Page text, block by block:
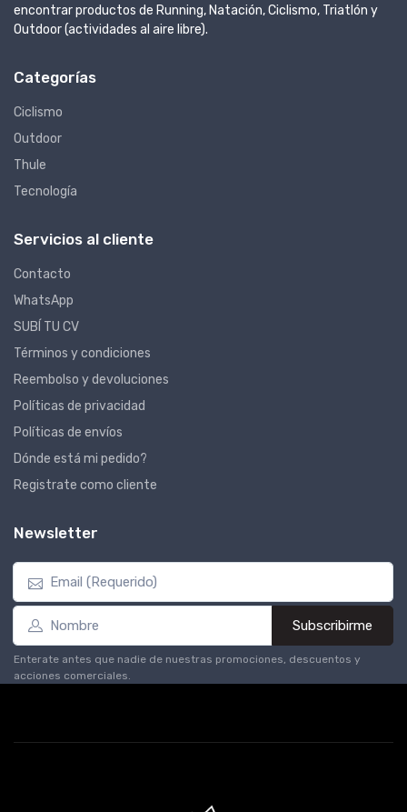
encontrar productos de Running, Natación, Ciclismo, Triatlón y
Outdoor (actividades al aire libre).
Categorías
Ciclismo
Outdoor
Thule
Tecnología
Servicios al cliente
Contacto
WhatsApp
SUBÍ TU CV
Términos y condiciones
Reembolso y devoluciones
Políticas de privacidad
Políticas de envíos
Dónde está mi pedido?
Registrate como cliente
Newsletter
Subscribirme
Enterate antes que nadie de nuestras promociones, descuentos y
acciones comerciales.